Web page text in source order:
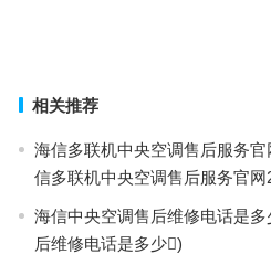
相关推荐
海信多联机中央空调售后服务
信多联机中央空调售后服务官网
海信中央空调售后维修电话是
后维修电话是多少)